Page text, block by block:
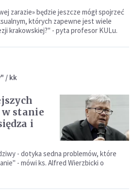
zarazie» będzie jeszcze mógł spojrzeć
których zapewne jest wiele
krakowskiej?" - pyta profesor KULu.
/ kk
stanie
i
- dotyka sedna problemów, które
- mówi ks. Alfred Wierzbicki o